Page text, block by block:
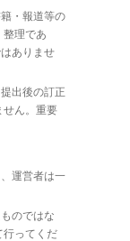
・報道等の
整理であ
ありませ
出後の訂正
せん。重要
運営者は一
のではな
行ってくだ